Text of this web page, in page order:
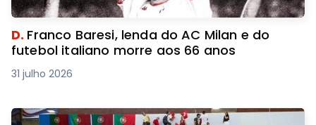
D. Franco Baresi, lenda do AC Milan e do
futebol italiano morre aos 66 anos
31 julho 2026